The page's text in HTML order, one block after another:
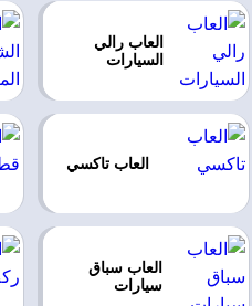
العاب رالي
السيارات
العاب تاكسي
العاب سباق
سيارات